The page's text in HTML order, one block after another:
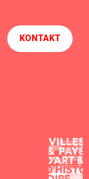
KONTAKT